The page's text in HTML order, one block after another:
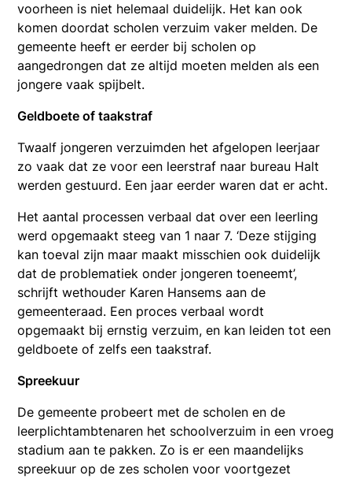
voorheen is niet helemaal duidelijk. Het kan ook
komen doordat scholen verzuim vaker melden. De
gemeente heeft er eerder bij scholen op
aangedrongen dat ze altijd moeten melden als een
jongere vaak spijbelt.
Geldboete of taakstraf
Twaalf jongeren verzuimden het afgelopen leerjaar
zo vaak dat ze voor een leerstraf naar bureau Halt
werden gestuurd. Een jaar eerder waren dat er acht.
Het aantal processen verbaal dat over een leerling
werd opgemaakt steeg van 1 naar 7. ‘Deze stijging
kan toeval zijn maar maakt misschien ook duidelijk
dat de problematiek onder jongeren toeneemt’,
schrijft wethouder Karen Hansems aan de
gemeenteraad. Een proces verbaal wordt
opgemaakt bij ernstig verzuim, en kan leiden tot een
geldboete of zelfs een taakstraf.
Spreekuur
De gemeente probeert met de scholen en de
leerplichtambtenaren het schoolverzuim in een vroeg
stadium aan te pakken. Zo is er een maandelijks
spreekuur op de zes scholen voor voortgezet